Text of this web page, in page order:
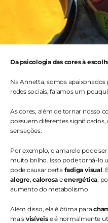
Da psicologia das cores à
Na Annetta, somos apaixonados
redes sociais, falamos um
As cores, além de tornar nosso
possuem diferentes significados,
sensações.
Por exemplo, o amarelo pode
muito brilho. Isso pode torná-lo
pode causar certa fadiga visual
alegre, calorosa e energética,
aumento do metabolismo!
Além disso, ela é ótima para
mais visíveis e é normalmente